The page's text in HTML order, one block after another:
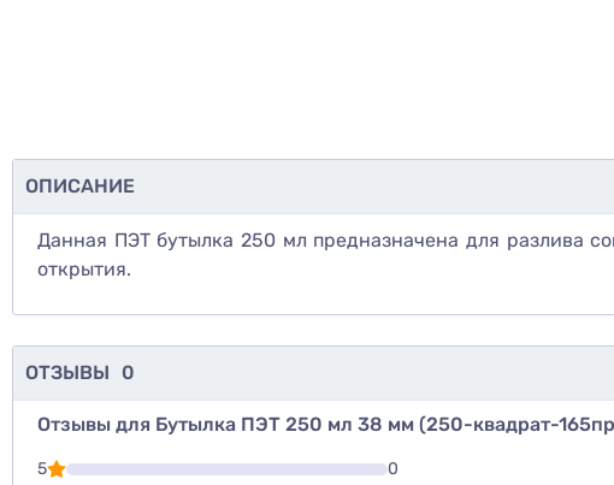
ОПИСАНИЕ
Данная ПЭТ бутылка 250 мл предназначена для разлива
открытия.
ОТЗЫВЫ 0
Отзывы для Бутылка ПЭТ 250 мл 38 мм (250-квадрат-
5
0